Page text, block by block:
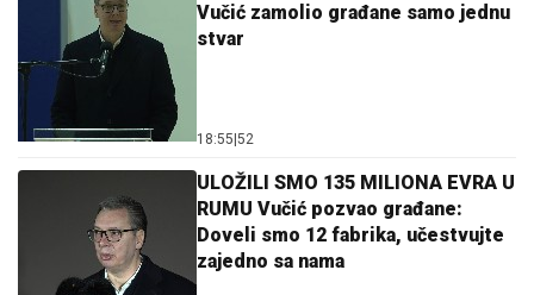
Vučić zamolio građane samo jednu
stvar
18:55 52
ULOŽILI SMO 135 MILIONA EVRA U
RUMU Vučić pozvao građane:
Doveli smo 12 fabrika, učestvujte
zajedno sa nama